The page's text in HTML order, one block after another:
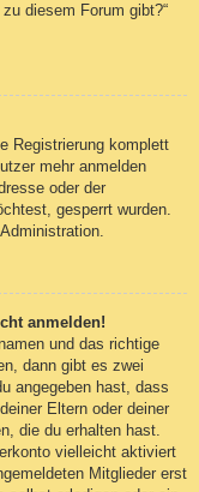
diesem Forum gibt?“
Registrierung komplett
mehr anmelden
oder der
gesperrt wurden.
anmelden!
und das richtige
dann gibt es zwei
angegeben hast, dass
Eltern oder deiner
die du erhalten hast.
vielleicht aktiviert
Mitglieder erst